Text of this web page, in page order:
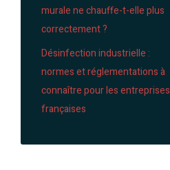
murale ne chauffe-t-elle plus
correctement ?
Désinfection industrielle :
normes et réglementations à
connaître pour les entreprises
françaises